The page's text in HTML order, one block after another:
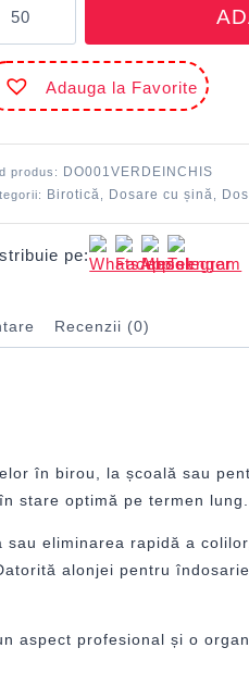
Adauga la Favorite
produs: DO001VERDEINCHIS
Birotică Dosare cu șină
pe:
Recenzii (0)
în birou, la școală sau
stare optimă pe termen lung.
eliminarea rapidă a
alonjei pentru
aspect profesional și o